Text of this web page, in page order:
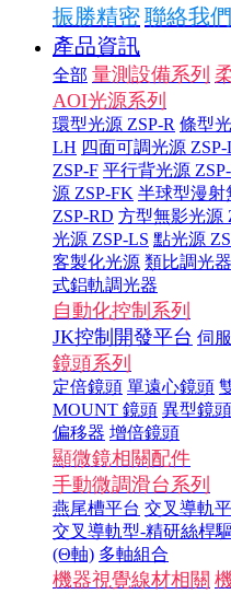
振勝精密聯絡我們
產品資訊
全部 量測設備系列
AOI光源系列
環型光源 ZSP-R 條型
LH 四面可調光源
ZSP-F 平行背光源
源 ZSP-FK 半球型漫射
ZSP-RD 方型無影光源
光源 ZSP-LS 點光源
客製化光源 類比調光器
式鋁軌調光器
自動化控制系列
JK控制開發平台 伺
鏡頭系列
定倍鏡頭 單遠心鏡頭
MOUNT 鏡頭 異型鏡頭
偏移器 增倍鏡頭
顯微鏡相關配件
手動微調滑台系列
燕尾槽平台 交叉導軌
交叉導軌型-精研絲桿
(Θ軸) 多軸組合
機器視覺線材相關